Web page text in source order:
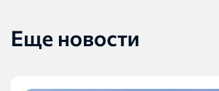
Еще новости